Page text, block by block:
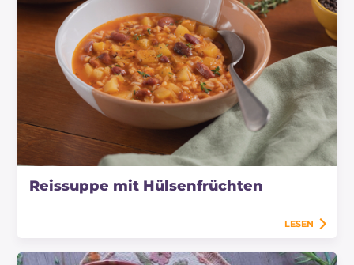
Reissuppe mit Hülsenfrüchten
LESEN